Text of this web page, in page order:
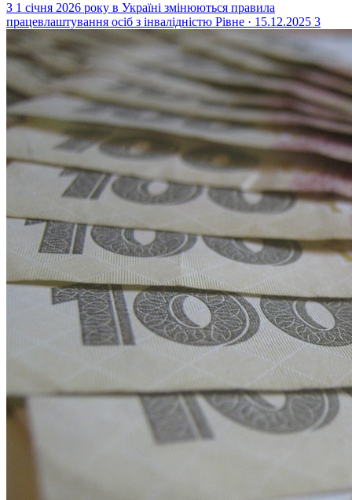
З 1 січня 2026 року в Україні змінюються правила
працевлаштування осіб з інвалідністю Рівне · 15.12.2025 3